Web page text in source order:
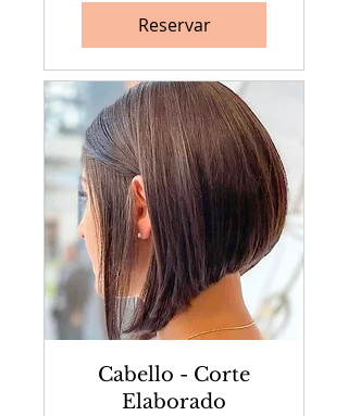
Reservar
Cabello - Corte
Elaborado